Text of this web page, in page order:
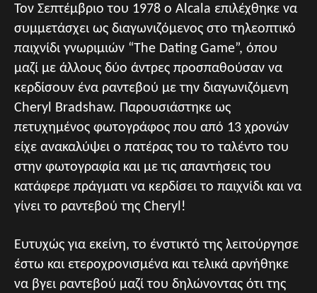
Τον Σεπτέμβριο του 1978 ο Alcala επιλέχθηκε να
συμμετάσχει ως διαγωνιζόμενος στο τηλεοπτικό
παιχνίδι γνωριμιών “The Dating Game”, όπου
μαζί με άλλους δύο άντρες προσπαθούσαν να
κερδίσουν ένα ραντεβού με την διαγωνιζόμενη
Cheryl Bradshaw. Παρουσιάστηκε ως
πετυχημένος φωτογράφος που από 13 χρονών
είχε ανακαλύψει ο πατέρας του το ταλέντο του
στην φωτογραφία και με τις απαντήσεις του
κατάφερε πράγματι να κερδίσει το παιχνίδι και να
γίνει το ραντεβού της Cheryl!
Ευτυχώς για εκείνη, το ένστικτό της λειτούργησε
έστω και ετεροχρονισμένα και τελικά αρνήθηκε
να βγει ραντεβού μαζί του δηλώνοντας ότι της